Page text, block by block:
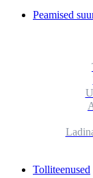
Peamised
Tolliteenused